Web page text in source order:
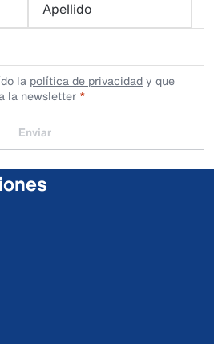
Apellido
la política de privacidady que
la newsletter
Enviar